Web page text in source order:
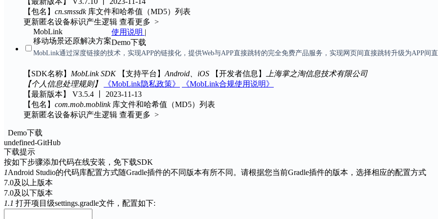
【包名】 cn.smssdk 库文件和哈希值（MD5）列表
更新匿名设备标识产生逻辑 查看更多 >
MobLink
移动场景还原解决方案
使用说明 |
Demo下载
MobLink通过深度链接的技术，实现APP的链接化，提供Web与APP直接跳转的完全免费产品服务，实现网页间直接跳转升级为APP间
【SDK名称】 MobLink SDK 【支持平台】 Android、iOS 【开发者信息】
上海掌之淘信息技术有限公司
【个人信息处理规则】
《MobLink隐私政策》
《MobLink合规使用说明》
【最新版本】
V3.5.4 丨 2023-11-13
【包名】 com.mob.moblink 库文件和哈希值（MD5）列表
更新匿名设备标识产生逻辑 查看更多 >
Demo下载
undefined-GitHub
下载提示
按如下步骤添加代码在线安装，免下载SDK
1Android Studio的代码库配置方式随Gradle插件的不同版本有所不同。请根据您当前Gradle插件的版本，选择相应的配置方式
7.0及以上版本
7.0及以下版本
1.1 打开项目级settings.gradle文件，配置如下: